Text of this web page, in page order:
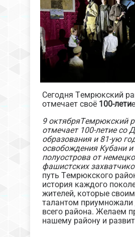
Сегодня Темрюкский
отмечает своё 100-лети
9 октябряТемрюкский
отмечает 100-летие со
образования и 81-ую
освобождения Кубани
полуострова от
фашистских
путь Темрюкского
история каждого
жителей, которые
талантом приумножали
всего района. Желаем
нашему району и